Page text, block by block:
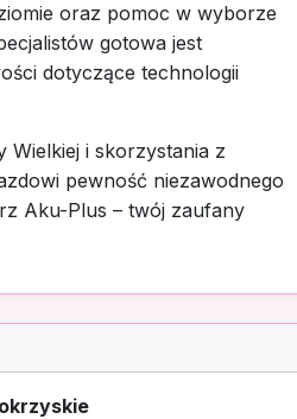
oraz pomoc w wyborze
gotowa jest
dotyczące technologii
Wielkiej i skorzystania z
pewność niezawodnego
Aku-Plus – twój zaufany